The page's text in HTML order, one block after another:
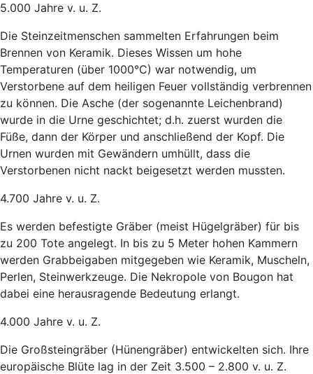
5.000 Jahre v. u. Z.
Die Steinzeitmenschen sammelten Erfahrungen beim
Brennen von Keramik. Dieses Wissen um hohe
Temperaturen (über 1000°C) war notwendig, um
Verstorbene auf dem heiligen Feuer vollständig verbrennen
zu können. Die Asche (der sogenannte Leichenbrand)
wurde in die Urne geschichtet; d.h. zuerst wurden die
Füße, dann der Körper und anschließend der Kopf. Die
Urnen wurden mit Gewändern umhüllt, dass die
Verstorbenen nicht nackt beigesetzt werden mussten.
4.700 Jahre v. u. Z.
Es werden befestigte Gräber (meist Hügelgräber) für bis
zu 200 Tote angelegt. In bis zu 5 Meter hohen Kammern
werden Grabbeigaben mitgegeben wie Keramik, Muscheln,
Perlen, Steinwerkzeuge. Die Nekropole von Bougon hat
dabei eine herausragende Bedeutung erlangt.
4.000 Jahre v. u. Z.
Die Großsteingräber (Hünengräber) entwickelten sich. Ihre
europäische Blüte lag in der Zeit 3.500 – 2.800 v. u. Z.